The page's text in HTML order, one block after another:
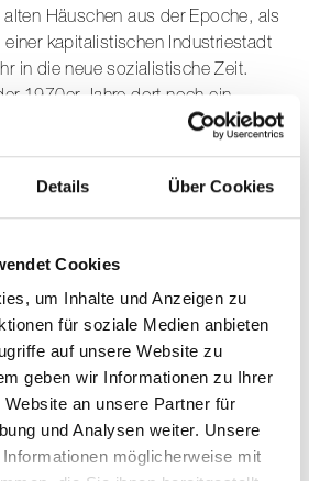
Details Über Cookies
Cookies
um Inhalte und Anzeigen zu
für soziale Medien anbieten
auf unsere Website zu
geben wir Informationen zu Ihrer
an unsere Partner für
und Analysen weiter. Unsere
möglicherweise mit
Häuschen aus der Epoche, als
kapitalistischen Industriestadt
in die neue sozialistische Zeit.
1970er Jahre dort noch ein
Mädchenschule der Stadt sowie
der Deutsch-Sowjetischen
alte im Zustand des frühen 20.
Johanniskirche bis zur
man ihr heute das hohe Alter
ansieht. Die Vorstadt vor dem
Gründungsort der Stadt Chemnitz
noch sumpfiges Gebiet war.
Bebauung in der